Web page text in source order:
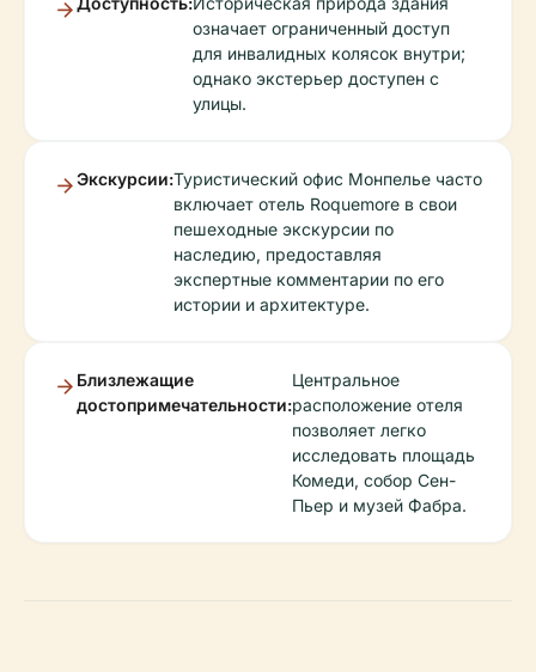
означает ограниченный доступ
для инвалидных колясок внутри;
однако экстерьер доступен с
улицы.
Экскурсии:Туристический офис Монпелье часто
включает отель Roquemore в свои
пешеходные экскурсии по
наследию, предоставляя
экспертные комментарии по его
истории и архитектуре.
Близлежащие
достопримечательности:
Центральное
расположение отеля
позволяет легко
исследовать площадь
Комеди, собор Сен-
Пьер и музей Фабра.